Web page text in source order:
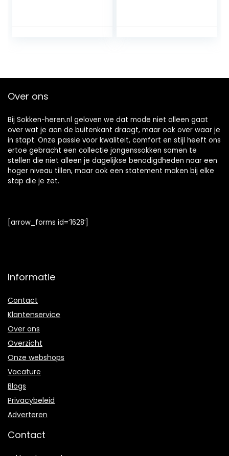
Over ons
Bij Sokken-heren.nl geloven we dat mode niet alleen gaat
over wat je aan de buitenkant draagt, maar ook over waar je
in stapt. Onze passie voor kwaliteit, comfort en stijl heeft ons
ertoe gebracht een collectie jongenssokken samen te
stellen die niet alleen je dagelijkse benodigdheden naar een
hoger niveau tillen, maar ook een statement maken bij elke
stap die je zet.
[arrow_forms id=’1628′]
Informatie
Contact
Klantenservice
Over ons
Overzicht
Onze webshops
Vacature
Blogs
Privacybeleid
Adverteren
Contact